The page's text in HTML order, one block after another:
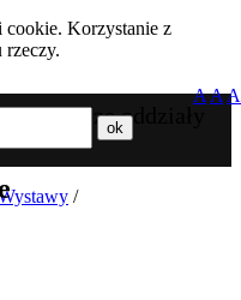
Korzystanie z
rzeczy.
Nasze oddziały
AAA
/